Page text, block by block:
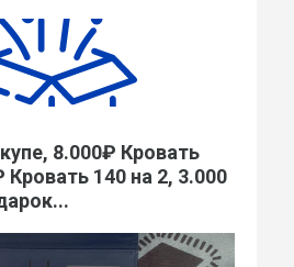
8.000₽ Кровать
Кровать 140 на 2, 3.000